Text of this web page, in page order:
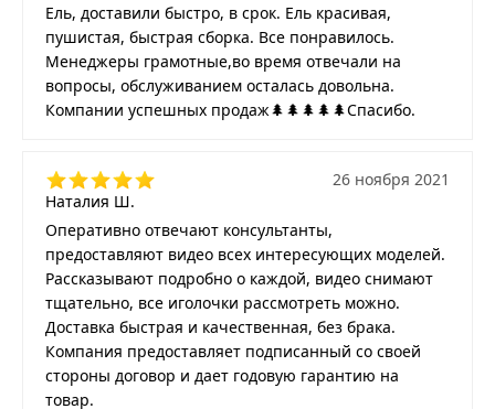
Ель, доставили быстро, в срок. Ель красивая,
пушистая, быстрая сборка. Все понравилось.
Менеджеры грамотные,во время отвечали на
вопросы, обслуживанием осталась довольна.
Компании успешных продаж🌲🌲🌲🌲🌲Спасибо.
Наталия Ш.
26 ноября 2021
Оперативно отвечают консультанты,
предоставляют видео всех интересующих моделей.
Рассказывают подробно о каждой, видео снимают
тщательно, все иголочки рассмотреть можно.
Доставка быстрая и качественная, без брака.
Компания предоставляет подписанный со своей
стороны договор и дает годовую гарантию на
товар.